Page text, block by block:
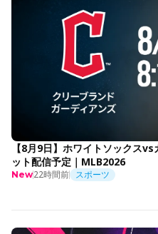
【8月9日】ホワイトソックス
ット配信予定｜MLB2026
New22時間前 スポーツ